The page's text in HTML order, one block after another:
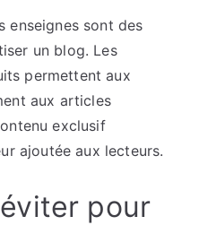
enseignes sont des
un blog. Les
permettent aux
aux articles
exclusif
ajoutée aux lecteurs.
pour